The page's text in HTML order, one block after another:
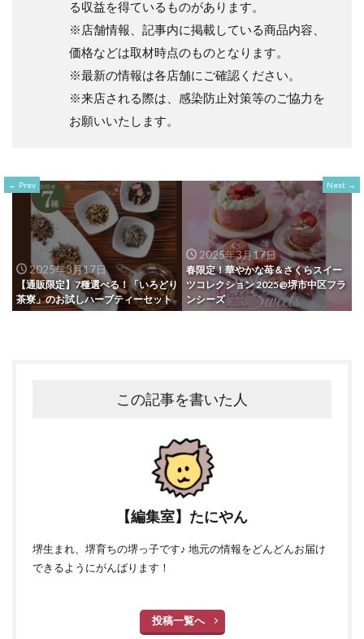
る収益を得ているものがあります。
※店舗情報、記事内に掲載している商品内容、
価格などは取材時点のものとなります。
※最新の情報は各店舗にご確認ください。
※来店される際は、感染防止対策等のご協力を
お願いいたします。
Prev
2025年3月17日
【通販限定】7種選べる！「いろどり
茶寮」のお試しハーブティーセット
Next
2025年3月17日
春限定！華やかな苺＆さくらスイー
ツコレクション 2025@堺市中区フラ
ンシーズ
この記事を書いた人
【編集室】たにやん
堺生まれ、堺育ちの堺っ子です♪ 地元の情報をどんどんお届け
できるようにがんばります！
投稿一覧へ